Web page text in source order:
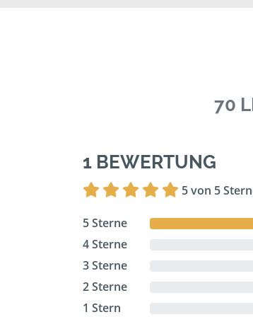
70
1 BEWERTUNG
5 von 5
5 Sterne
4 Sterne
3 Sterne
2 Sterne
1 Stern